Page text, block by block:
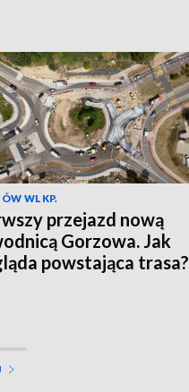
WLKP.
przejazd nową
Gorzowa. Jak
powstająca trasa?